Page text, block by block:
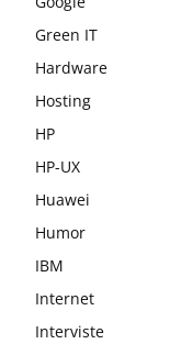
Green IT
Hardware
Hosting
HP
HP-UX
Huawei
Humor
IBM
Internet
Interviste